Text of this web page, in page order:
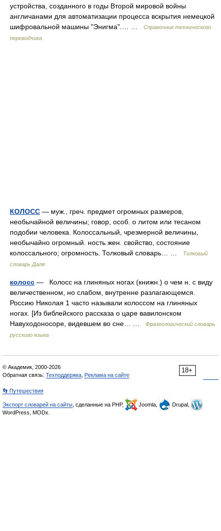
устройства, созданного в годы Второй мировой войны
англичанами для автоматизации процесса вскрытия немецкой
шифровальной машины "Энигма".… …
Справочник технического
переводчика
КОЛОСС — муж., греч. предмет огромных размеров,
необычайной величины; говор, особ. о литом или тесаном
подобии человека. Колоссальный, чрезмерной величины,
необычайно огромный. ность жен. свойство, состояние
колоссального; огромность. Толковый словарь… …
Толковый
словарь Даля
колосс — Колосс на глиняных ногах (книжн.) о чем н. с виду
величественном, но слабом, внутренне разлагающемся.
Россию Николая 1 часто называли колоссом на глиняных
ногах. [Из библейского рассказа о царе вавилонском
Навуходоносоре, видевшем во сне… …
Фразеологический словарь
русского языка
18+
© Академик, 2000-2026
Обратная связь: Техподдержка Реклама на сайте
👣 Путешествия
Экспорт словарей на сайты , сделанные на PHP, Joomla,
Drupal,
WordPress, MODx.